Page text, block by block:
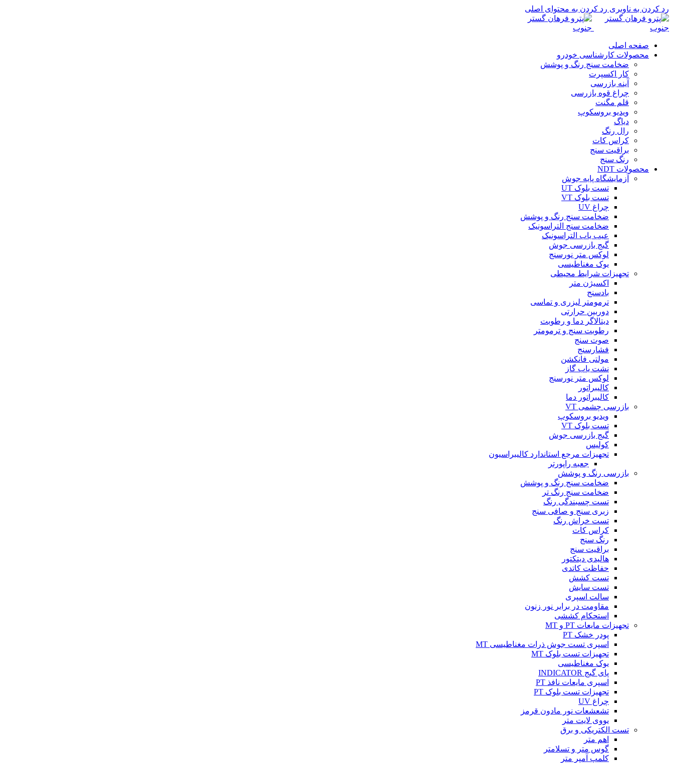
رد کردن به ناوبری رد کردن به محتوای اصلی
صفحه اصلی
محصولات کارشناسی خودرو
ضخامت سنج رنگ و پوشش
کار اکسپرت
آینه بازرسی
چراغ قوه بازرسی
قلم مگنت
ویدیو بروسکوپ
دیاگ
رال رنگ
کراس کات
براقیت سنج
رنگ سنج
محصولات NDT
آزمایشگاه پایه جوش
تست بلوک UT
تست بلوک VT
چراغ UV
ضخامت سنج رنگ و پوشش
ضخامت سنج التراسونیک
عیب یاب التراسونیک
گیج بازرسی جوش
لوکس متر نورسنج
یوک مغناطیسی
تجهیزات شرایط محیطی
اکسیژن متر
بادسنج
ترمومتر لیزری و تماسی
دوربین حرارتی
دیتالاگر دما و رطوبت
رطوبت سنج و ترمومتر
صوت سنج
فشارسنج
مولتی فانکشن
نشت یاب گاز
لوکس متر نورسنج
کالیبراتور
کالیبراتور دما
بازرسی چشمی VT
ویدیو بروسکوپ
تست بلوک VT
گیج بازرسی جوش
کولیس
تجهیزات مرجع استاندارد کالیبراسیون
جعبه راپورتر
بازرسی رنگ و پوشش
ضخامت سنج رنگ و پوشش
ضخامت سنج رنگ تر
تست چسبندگی رنگ
زبری سنج و صافی سنج
تست خراش رنگ
کراس کات
رنگ سنج
براقیت سنج
هالیدی دیتکتور
حفاظت کاتدی
تست کشش
تست سایش
سالت اسپری
مقاومت در برابر نور زنون
استحکام کششی
تجهیزات مایعات PT و MT
پودر خشک PT
اسپری تست جوش ذرات مغناطیسی MT
تجهیزات تست بلوک MT
یوک مغناطیسی
پای گیج INDICATOR
اسپری مایعات نافذ PT
تجهیزات تست بلوک PT
چراغ UV
تشعشعات نور مادون قرمز
یووی لایت متر
تست الکتریکی و برق
اهم متر
گوس متر و تسلامتر
کلمپ آمپر متر